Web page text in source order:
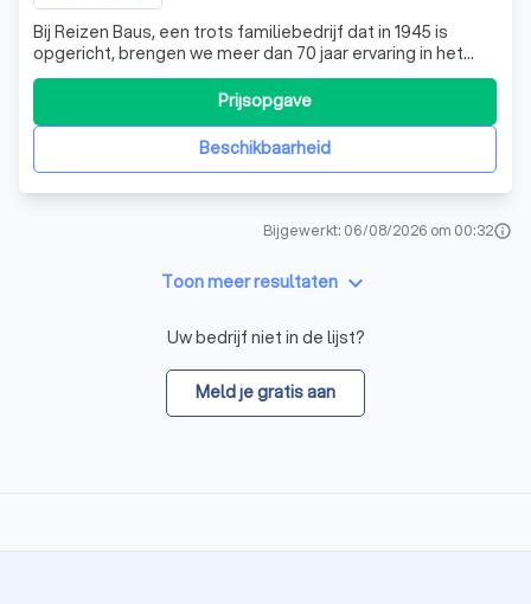
Bij Reizen Baus, een trots familiebedrijf dat in 1945 is
opgericht, brengen we meer dan 70 jaar ervaring in het
organiseren van onvergetelijke autocarvakanties. Wij
onderscheiden ons door onze persoonlijke service en
maatwerk voor elke groep. Of je nu met een vereniging,
club, bedrijf, familie of vrBeschikbaarheid
Prijsopgave
Bijgewerkt: 06/08/2026 om 00:32info
Toon meer resultaten keyboard_arrow_down
Uw bedrijf niet in de lijst?
Meld je gratis aan